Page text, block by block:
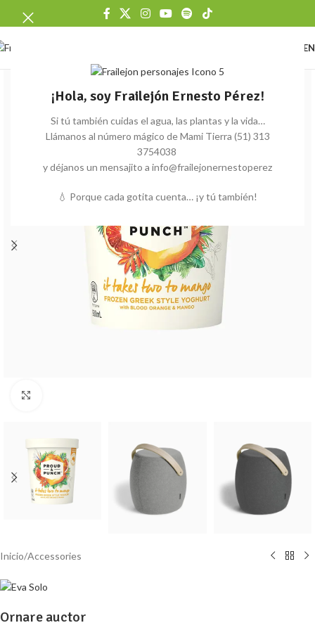
¡Hola, soy Frailejón Ernesto Pérez!
Si tú también cuidas el agua, las plantas y la vida…
Llámanos al número mágico de Mami Tierra (51) 313
3754038
y déjanos un mensajito a info@frailejonernestoperez
💧 Porque cada gotita cuenta… ¡y tú también!
Inicio/Accessories
Ornare auctor